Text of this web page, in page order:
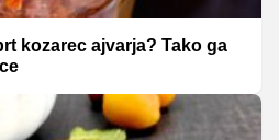
kozarec ajvarja? Tako ga